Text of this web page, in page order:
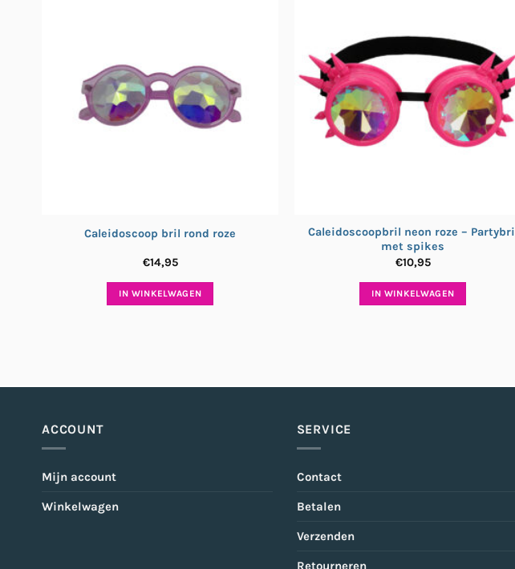
Caleidoscoop bril rond roze
€14,95
IN WINKELWAGEN
Caleidoscoopbril neon roze –
met spikes
€10,95
IN WINKELWAGEN
ACCOUNT
Mijn account
Winkelwagen
SERVICE
Contact
Betalen
Verzenden